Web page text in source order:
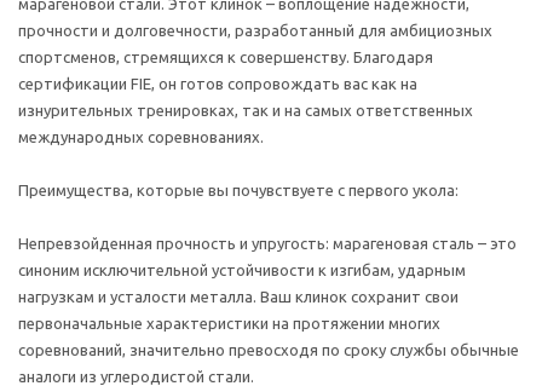
марагеновой стали. Этот клинок – воплощение надежности,
прочности и долговечности, разработанный для амбициозных
спортсменов, стремящихся к совершенству. Благодаря
сертификации FIE, он готов сопровождать вас как на
изнурительных тренировках, так и на самых ответственных
международных соревнованиях.
Преимущества, которые вы почувствуете с первого укола:
Непревзойденная прочность и упругость: марагеновая сталь – это
синоним исключительной устойчивости к изгибам, ударным
нагрузкам и усталости металла. Ваш клинок сохранит свои
первоначальные характеристики на протяжении многих
соревнований, значительно превосходя по сроку службы обычные
аналоги из углеродистой стали.